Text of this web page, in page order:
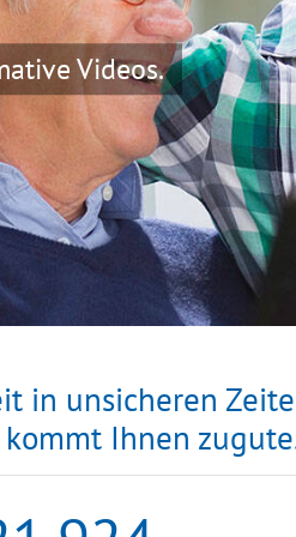
in unsicheren
Ihnen